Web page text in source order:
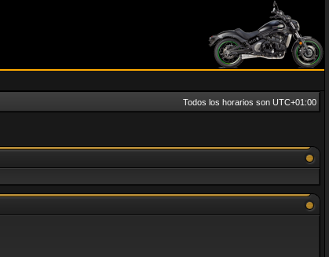
Todos los horarios son UTC+01:00